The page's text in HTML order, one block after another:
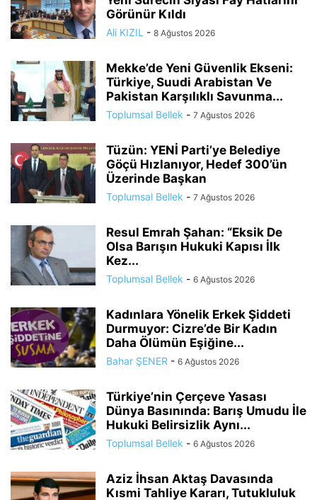
Görünür Kıldı
Ali KIZIL - 8 Ağustos 2026
Mekke’de Yeni Güvenlik Ekseni:
Türkiye, Suudi Arabistan Ve
Pakistan Karşılıklı Savunma...
Toplumsal Bellek - 7 Ağustos 2026
Tüzün: YENİ Parti’ye Belediye
Göçü Hızlanıyor, Hedef 300’ün
Üzerinde Başkan
Toplumsal Bellek - 7 Ağustos 2026
Resul Emrah Şahan: “Eksik De
Olsa Barışın Hukuki Kapısı İlk
Kez...
Toplumsal Bellek - 6 Ağustos 2026
Kadınlara Yönelik Erkek Şiddeti
Durmuyor: Cizre’de Bir Kadın
Daha Ölümün Eşiğine...
Bahar ŞENER - 6 Ağustos 2026
Türkiye’nin Çerçeve Yasası
Dünya Basınında: Barış Umudu İle
Hukuki Belirsizlik Aynı...
Toplumsal Bellek - 6 Ağustos 2026
Aziz İhsan Aktaş Davasında
Kısmi Tahliye Kararı, Tutukluluk